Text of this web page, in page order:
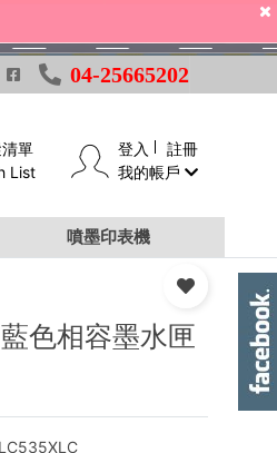
04-25665202
單
List
登入
註冊
我的帳戶
噴墨印表機
色相容墨水匣